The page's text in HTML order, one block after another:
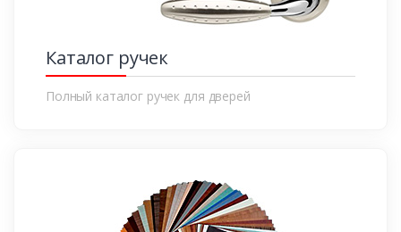
Каталог ручек
Полный каталог ручек для дверей